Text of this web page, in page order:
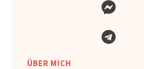
ÜBER MICH